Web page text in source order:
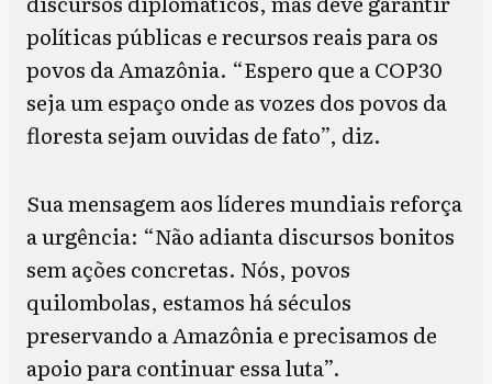
políticas públicas e recursos reais para os
povos da Amazônia. “Espero que a COP30
seja um espaço onde as vozes dos povos da
floresta sejam ouvidas de fato”, diz.
Sua mensagem aos líderes mundiais reforça
a urgência: “Não adianta discursos bonitos
sem ações concretas. Nós, povos
quilombolas, estamos há séculos
preservando a Amazônia e precisamos de
apoio para continuar essa luta”.